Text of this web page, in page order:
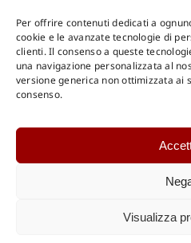
Per offrire contenuti dedicati a
cookie e le avanzate tecnologie di
clienti. Il consenso a queste
una navigazione personalizzata al
versione generica non ottimizzata ai
consenso.
Visualizza
Shop Gangemi Editore-
DOWNLOAD